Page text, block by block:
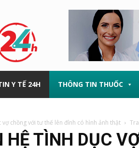
Y TẾ 24H THÔNG TIN THUỐC
vợ chồng với tư thế lên đỉnh có hình ảnh thật
HỆ TÌNH DỤC